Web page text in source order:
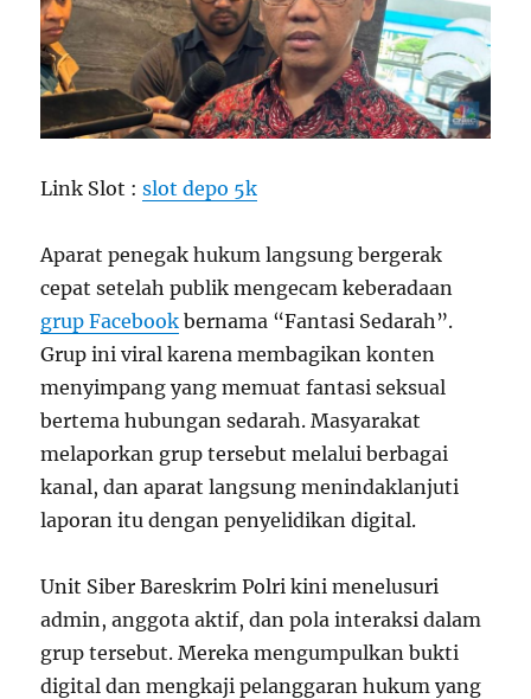
Link Slot :slot depo 5k
Aparat penegak hukum langsung bergerak
cepat setelah publik mengecam keberadaan
grup Facebook bernama “Fantasi Sedarah”.
Grup ini viral karena membagikan konten
menyimpang yang memuat fantasi seksual
bertema hubungan sedarah. Masyarakat
melaporkan grup tersebut melalui berbagai
kanal, dan aparat langsung menindaklanjuti
laporan itu dengan penyelidikan digital.
Unit Siber Bareskrim Polri kini menelusuri
admin, anggota aktif, dan pola interaksi dalam
grup tersebut. Mereka mengumpulkan bukti
digital dan mengkaji pelanggaran hukum yang